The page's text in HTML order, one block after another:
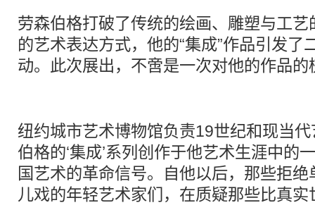
劳森伯格打破了传统的绘画、雕塑与工
的艺术表达方式，他的“集成”作品引发了
动。此次展出，不啻是一次对他的作品的
纽约城市艺术博物馆负责19世纪和现当
伯格的‘集成’系列创作于他艺术生涯中的
国艺术的革命信号。自他以后，那些拒
儿戏的年轻艺术家们，在质疑那些比真实